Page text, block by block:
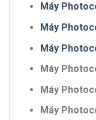
Máy
Máy
Máy
Máy
Máy
Máy